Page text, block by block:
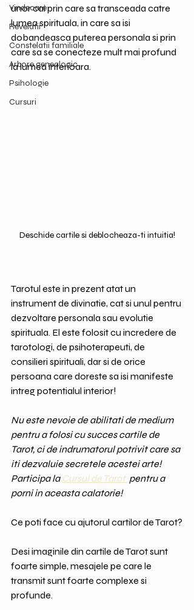
Vindecare
Revelatii
Constelatii familiale
Arbore genealogic
Psihologie
Cursuri
unor cai prin care sa transceada catre
lumea spirituala, in care sa isi
dobandeasca puterea personala si prin
care sa se conecteze mult mai profund
la lumea interioara.
Deschide cartile si deblocheaza-ti intuitia!
Tarotul este in prezent atat un
instrument de divinatie, cat si unul pentru
dezvoltare personala sau evolutie
spirituala. El este folosit cu incredere de
tarotologi, de psihoterapeuti, de
consilieri spirituali, dar si de orice
persoana care doreste sa isi manifeste
intreg potentialul interior!
Nu este nevoie de abilitati de medium
pentru a folosi cu succes cartile de
Tarot, ci de indrumatorul potrivit care sa
iti dezvaluie secretele acestei arte!
Participa la Cursul de Tarot pentru a
porni in aceasta calatorie!
Ce poti face cu ajutorul cartilor de Tarot?
Desi imaginile din cartile de Tarot sunt
foarte simple, mesajele pe care le
transmit sunt foarte complexe si
profunde.